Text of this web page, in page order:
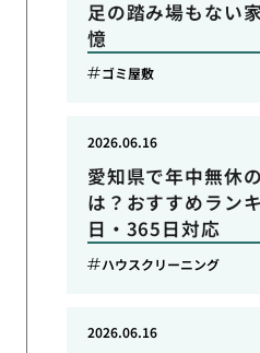
足の踏み場もない
憶
ゴミ屋敷
愛知県で年中無休
は？おすすめラン
日・365日対応
2026.06.16
ハウスクリーニング
2026.06.16